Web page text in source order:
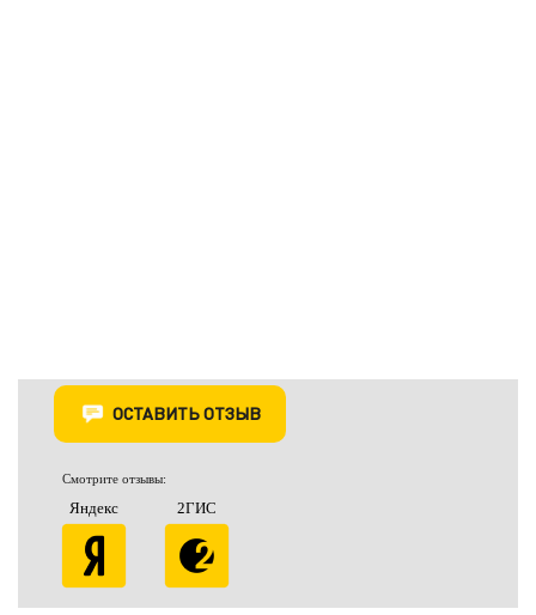
ОСТАВИТЬ ОТЗЫВ
Смотрите отзывы:
Яндекс 2ГИС